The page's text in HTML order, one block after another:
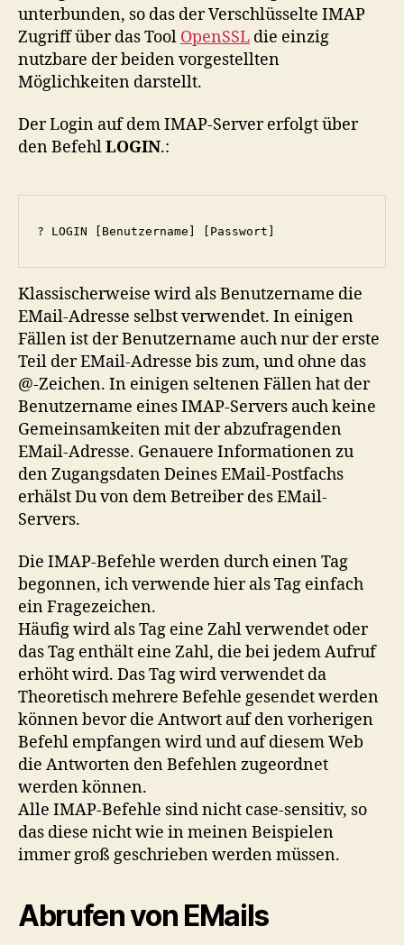
unterbunden, so das der Verschlüsselte IMAP
Zugriff über das Tool OpenSSL die einzig
nutzbare der beiden vorgestellten
Möglichkeiten darstellt.
Der Login auf dem IMAP-Server erfolgt über
den BefehlLOGIN.:
? LOGIN [Benutzername] [Passwort]
Klassischerweise wird als Benutzername die
EMail-Adresse selbst verwendet. In einigen
Fällen ist der Benutzername auch nur der erste
Teil der EMail-Adresse bis zum, und ohne das
@-Zeichen. In einigen seltenen Fällen hat der
Benutzername eines IMAP-Servers auch keine
Gemeinsamkeiten mit der abzufragenden
EMail-Adresse. Genauere Informationen zu
den Zugangsdaten Deines EMail-Postfachs
erhälst Du von dem Betreiber des EMail-
Servers.
Die IMAP-Befehle werden durch einen Tag
begonnen, ich verwende hier als Tag einfach
ein Fragezeichen.
Häufig wird als Tag eine Zahl verwendet oder
das Tag enthält eine Zahl, die bei jedem Aufruf
erhöht wird. Das Tag wird verwendet da
Theoretisch mehrere Befehle gesendet werden
können bevor die Antwort auf den vorherigen
Befehl empfangen wird und auf diesem Web
die Antworten den Befehlen zugeordnet
werden können.
Alle IMAP-Befehle sind nicht case-sensitiv, so
das diese nicht wie in meinen Beispielen
immer groß geschrieben werden müssen.
Abrufen von EMails